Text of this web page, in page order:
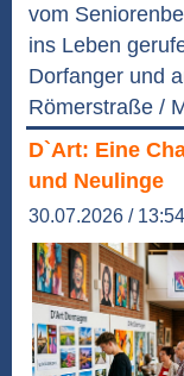
vom
ins Leben
Dorfanger und
Römerstraße /
D`Art: Eine
und Neulinge
30.07.2026 /